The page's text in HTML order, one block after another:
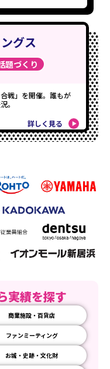
グス
題づくり
戦」を開催。誰もが
。
詳しく見る
実績を探す
商業施設・百貨店
ファンミーティング
お城・史跡・文化財